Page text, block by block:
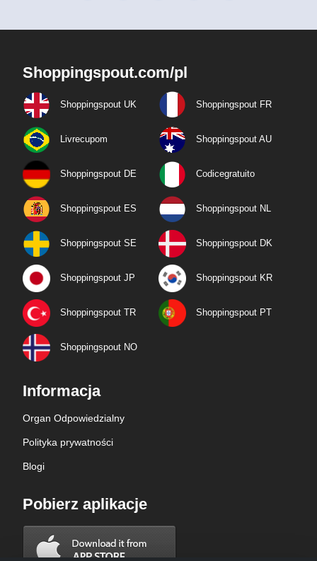
Shoppingspout.com/pl
Shoppingspout UK Shoppingspout FR
Livrecupom Shoppingspout AU
Shoppingspout DE Codicegratuito
Shoppingspout ES Shoppingspout NL
Shoppingspout SE Shoppingspout DK
Shoppingspout JP Shoppingspout KR
Shoppingspout TR Shoppingspout PT
Shoppingspout NO
Informacja
Organ Odpowiedzialny
Polityka prywatności
Blogi
Pobierz aplikacje